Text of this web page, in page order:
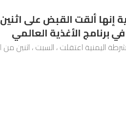
إنها ألقت القبض على
برنامج الأغذية العالمي
اليمنية اعتقلت ، السبت ،